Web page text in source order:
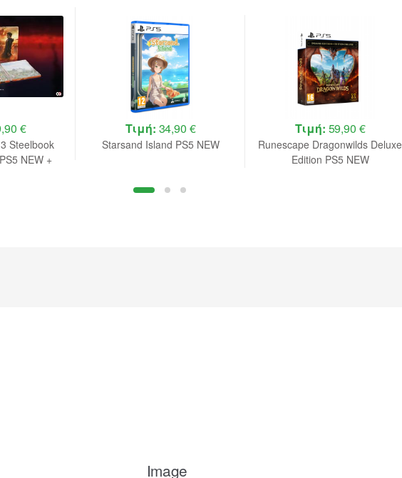
€
Steelbook
NEW +
Τιμή: 34,90 €
Starsand Island PS5 NEW
Τιμή: 59,90 €
Runescape Dragonwilds Deluxe
Edition PS5 NEW